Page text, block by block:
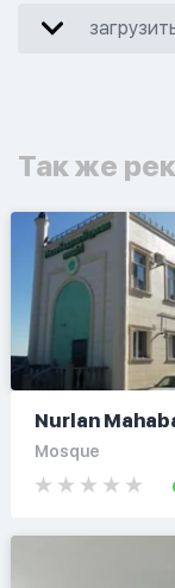
Так же
Nurlan
Mosque